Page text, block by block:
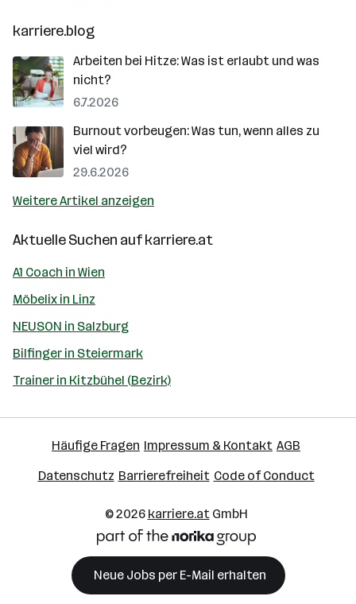
karriere.blog
Arbeiten bei Hitze: Was ist erlaubt und was
nicht?
6.7.2026
Burnout vorbeugen: Was tun, wenn alles zu
viel wird?
29.6.2026
Weitere Artikel anzeigen
Aktuelle Suchen aufkarriere.at
A1 Coach in Wien
Möbelix in Linz
NEUSON in Salzburg
Bilfinger in Steiermark
Trainer in Kitzbühel (Bezirk)
Häufige Fragen Impressum & Kontakt AGB
Datenschutz Barrierefreiheit Code of Conduct
© 2026 karriere.atGmbH
Neue Jobs per E-Mail erhalten